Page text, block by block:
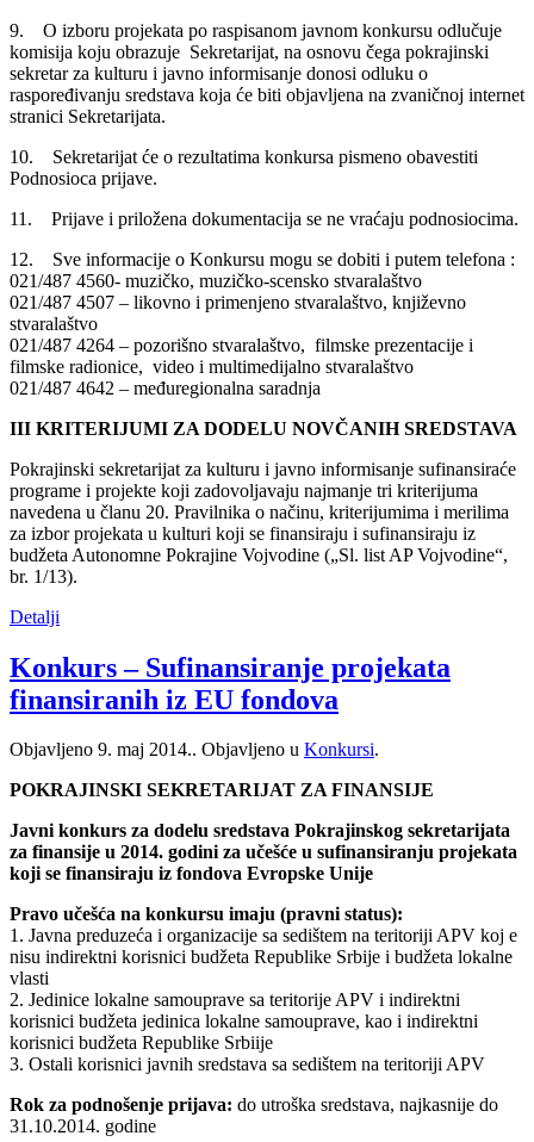
9. O izboru projekata po raspisanom javnom konkursu odlučuje
komisija koju obrazuje Sekretarijat, na osnovu čega pokrajinski
sekretar za kulturu i javno informisanje donosi odluku o
raspoređivanju sredstava koja će biti objavljena na zvaničnoj internet
stranici Sekretarijata.
10. Sekretarijat će o rezultatima konkursa pismeno obavestiti
Podnosioca prijave.
11. Prijave i priložena dokumentacija se ne vraćaju podnosiocima.
12. Sve informacije o Konkursu mogu se dobiti i putem telefona :
021/487 4560- muzičko, muzičko-scensko stvaralaštvo
021/487 4507 – likovno i primenjeno stvaralaštvo, književno
stvaralaštvo
021/487 4264 – pozorišno stvaralaštvo, filmske prezentacije i
filmske radionice, video i multimedijalno stvaralaštvo
021/487 4642 – međuregionalna saradnja
III KRITERIJUMI ZA DODELU NOVČANIH SREDSTAVA
Pokrajinski sekretarijat za kulturu i javno informisanje sufinansiraće
programe i projekte koji zadovoljavaju najmanje tri kriterijuma
navedena u članu 20. Pravilnika o načinu, kriterijumima i merilima
za izbor projekata u kulturi koji se finansiraju i sufinansiraju iz
budžeta Autonomne Pokrajine Vojvodine („Sl. list AP Vojvodine“,
br. 1/13).
Detalji
Konkurs – Sufinansiranje projekata
finansiranih iz EU fondova
Objavljeno 9. maj 2014.. Objavljeno u Konkursi.
POKRAJINSKI SEKRETARIJAT ZA FINANSIJE
Javni konkurs za dodelu sredstava Pokrajinskog sekretarijata
za finansije u 2014. godini za učešće u sufinansiranju projekata
koji se finansiraju iz fondova Evropske Unije
Pravo učešća na konkursu imaju (pravni status):
1. Javna preduzeća i organizacije sa sedištem na teritoriji APV koj e
nisu indirektni korisnici budžeta Republike Srbije i budžeta lokalne
vlasti
2. Jedinice lokalne samouprave sa teritorije APV i indirektni
korisnici budžeta jedinica lokalne samouprave, kao i indirektni
korisnici budžeta Republike Srbiije
3. Ostali korisnici javnih sredstava sa sedištem na teritoriji APV
Rok za podnošenje prijava: do utroška sredstava, najkasnije do
31.10.2014. godine